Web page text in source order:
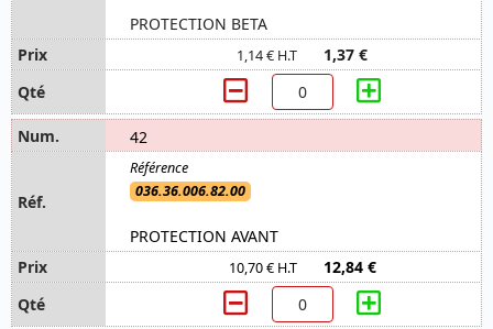
PROTECTION BETA
1,14 € H.T 1,37 €
42
036.36.006.82.00
PROTECTION AVANT
10,70 € H.T 12,84 €